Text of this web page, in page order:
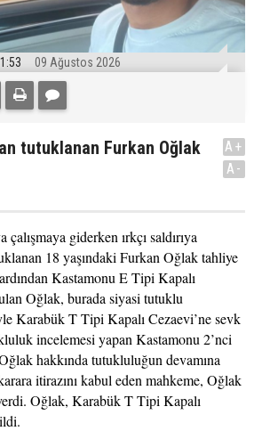
09 Ağustos 2026
tutuklanan Furkan Oğlak
A+
A-
çalışmaya giderken ırkçı saldırıya
18 yaşındaki Furkan Oğlak tahliye
Kastamonu E Tipi Kapalı
Oğlak, burada siyasi tutuklu
Karabük T Tipi Kapalı Cezaevi’ne sevk
incelemesi yapan Kastamonu 2’nci
hakkında tutukluluğun devamına
itirazını kabul eden mahkeme, Oğlak
Oğlak, Karabük T Tipi Kapalı